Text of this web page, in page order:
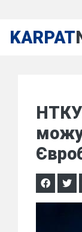
KARPAT